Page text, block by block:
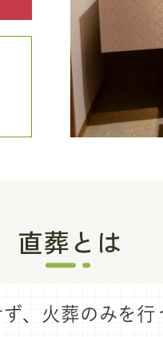
直葬とは
、 火葬のみを行